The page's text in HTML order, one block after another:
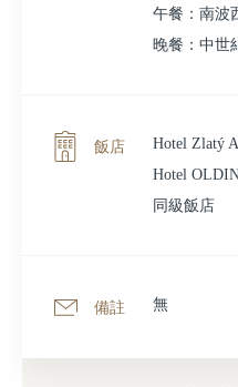
午餐：南波
晚餐：中世
飯店
Hotel Zlatý
Hotel
同級飯店
備註 無